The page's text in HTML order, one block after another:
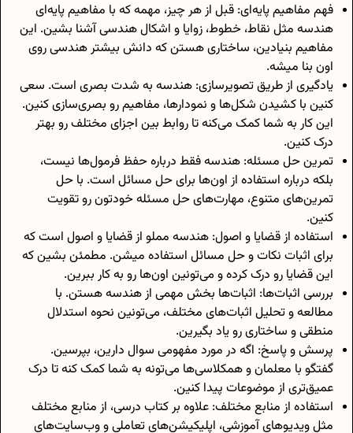
فهم مفاهیم پایه‌ای: قبل از هر چیز، مهمه که با مفاهیم پایه‌ای
هندسه مثل نقاط، خطوط، زوایا و اشکال هندسی آشنا بشین. این
مفاهیم بنیادین، ساختاری هستن که دانش بیشتر هندسی روی
اون بنا میشه.
یادگیری از طریق تصویرسازی: هندسه به شدت بصری است. سعی
کنین با کشیدن شکل‌ها و نمودارها، مفاهیم رو بصری‌سازی کنین.
این کار به شما کمک می‌کنه تا روابط بین اجزای مختلف رو بهتر
درک کنین.
تمرین حل مسئله: هندسه فقط درباره حفظ فرمول‌ها نیست،
بلکه درباره استفاده از اون‌ها برای حل مسائل است. با حل
تمرین‌های متنوع، مهارت‌های حل مسئله خودتون رو تقویت
کنین.
استفاده از قضایا و اصول: هندسه مملو از قضایا و اصول است که
برای اثبات نکات و حل مسائل استفاده میشن. مطمئن بشین که
این قضایا رو درک کرده و می‌تونین اون‌ها رو به کار ببرین.
بررسی اثبات‌ها: اثبات‌ها بخش مهمی از هندسه هستن. با
مطالعه و تحلیل اثبات‌های مختلف، می‌تونین نحوه استدلال
منطقی و ساختاری رو یاد بگیرین.
پرسش و پاسخ: اگه در مورد مفهومی سوال دارین، بپرسین.
گفتگو با معلمان و همکلاسی‌ها می‌تونه به شما کمک کنه تا درک
عمیق‌تری از موضوعات پیدا کنین.
استفاده از منابع مختلف: علاوه بر کتاب درسی، از منابع مختلف
مثل ویدیوهای آموزشی، اپلیکیشن‌های تعاملی و وب‌سایت‌های